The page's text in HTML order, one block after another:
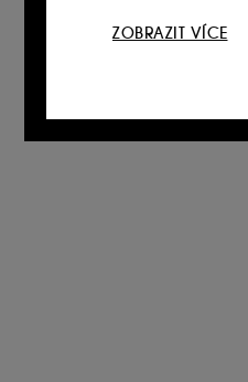
Sociální sítě
webových
Soubory
Ukládání a
tlačítka níže
ZOBRAZIT VÍCE